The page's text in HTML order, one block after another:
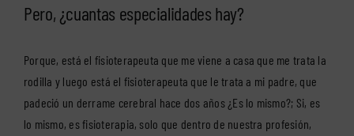
Pero, ¿cuantas especialidades hay?
Porque, está el fisioterapeuta que me viene a casa que me trata la
rodilla y luego está el fisioterapeuta que le trata a mi padre, que
padeció un derrame cerebral hace dos años ¿Es lo mismo?; Si, es
lo mismo, es fisioterapia, solo que dentro de nuestra profesión,